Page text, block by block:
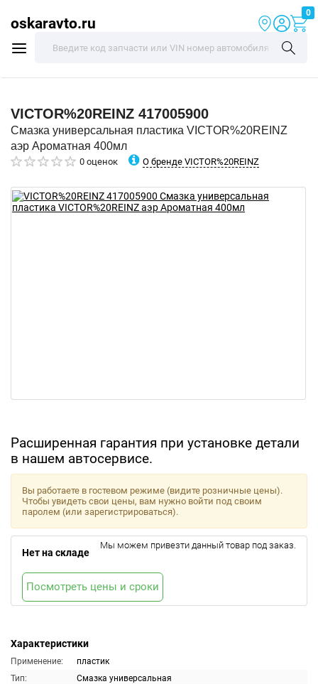
oskaravto.ru
0
VICTOR%20REINZ 417005900
Смазка универсальная пластика VICTOR%20REINZ
аэр Ароматная 400мл
0 оценок О бренде VICTOR%20REINZ
Расширенная гарантия при установке детали
в нашем автосервисе.
Характеристики
Применение:
пластик
Тип:
Смазка универсальная
Вы работаете в гостевом режиме (видите розничные цены).
Чтобы увидеть свои цены, вам нужно войти под своим
паролем (или зарегистрироваться).
Нет на складе
Мы можем привезти данный товар под заказ.
Посмотреть цены и сроки